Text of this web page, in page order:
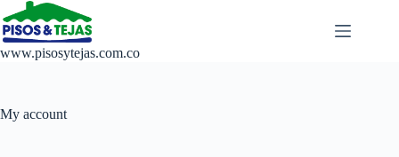
Saltar
al
contenido
www.pisosytejas.com.co
My account